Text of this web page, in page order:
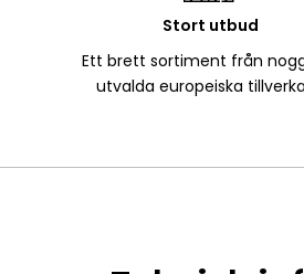
Stort utbud
Ett brett sortiment från
utvalda europeiska